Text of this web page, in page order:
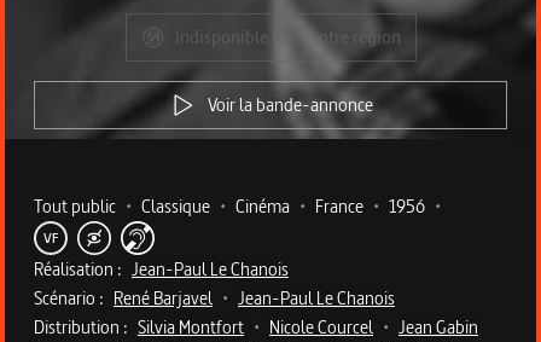
Indisponible dans votre région
Voir la bande-annonce
Metadata du programme
Tout public • Classique • Cinéma • France • 1956 •
VF
Réalisation : Jean-Paul Le Chanois
Scénario : René Barjavel • Jean-Paul Le Chanois
Distribution : Silvia Montfort • Nicole Courcel • Jean Gabin